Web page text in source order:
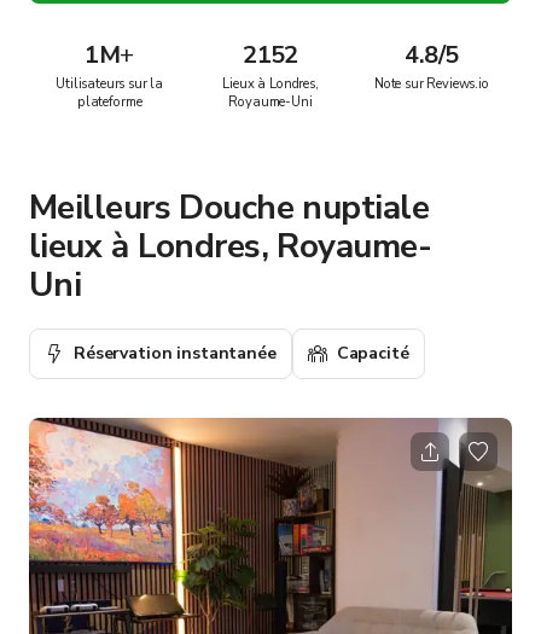
1M+
Utilisateurs sur la
plateforme
2152
Lieux à Londres,
Royaume-Uni
4.8/5
Note sur Reviews.io
Meilleurs Douche nuptiale
lieux à Londres, Royaume-
Uni
Réservation instantanée Capacité